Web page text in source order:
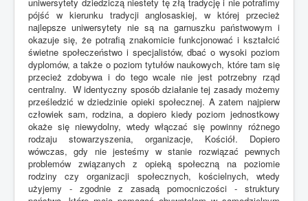
pójść w kierunku tradycji anglosaskiej, w której przecież
najlepsze uniwersytety nie są na garnuszku państwowym i
okazuje się, że potrafią znakomicie funkcjonować i kształcić
świetne społeczeństwo i specjalistów, dbać o wysoki poziom
dyplomów, a także o poziom tytułów naukowych, które tam się
przecież zdobywa i do tego wcale nie jest potrzebny rząd
centralny. W identyczny sposób działanie tej zasady możemy
prześledzić w dziedzinie opieki społecznej. A zatem najpierw
człowiek sam, rodzina, a dopiero kiedy poziom jednostkowy
okaże się niewydolny, wtedy włączać się powinny różnego
rodzaju stowarzyszenia, organizacje, Kościół. Dopiero
wówczas, gdy nie jesteśmy w stanie rozwiązać pewnych
problemów związanych z opieką społeczną na poziomie
rodziny czy organizacji społecznych, kościelnych, wtedy
użyjemy - zgodnie z zasadą pomocniczości - struktury